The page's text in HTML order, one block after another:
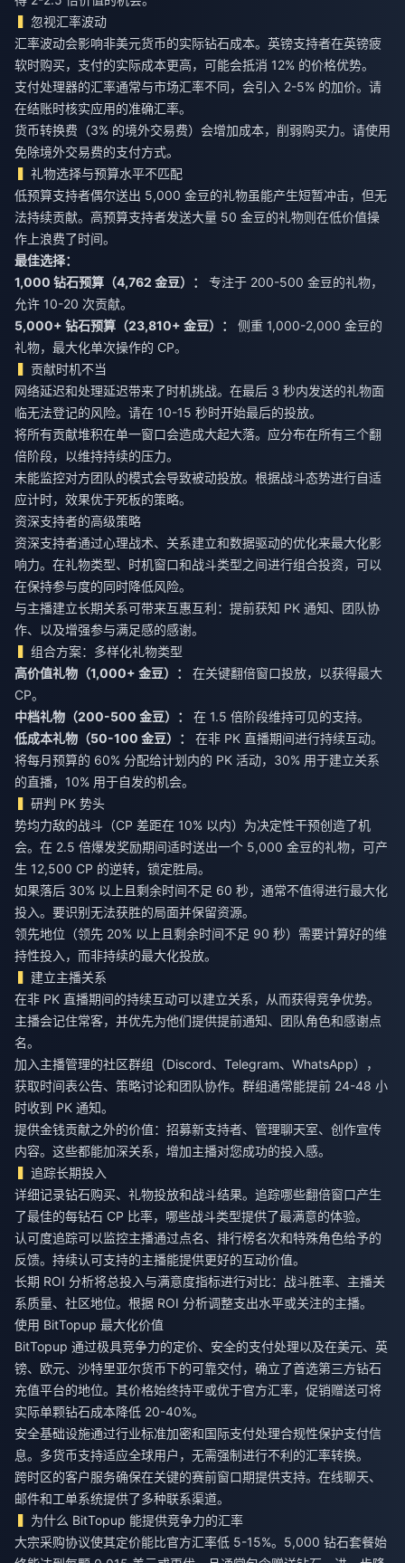
忽视汇率波动
汇率波动会影响非美元货币的实际钻石成本。英镑支持者在英镑疲
软时购买，支付的实际成本更高，可能会抵消 12% 的价格优势。
支付处理器的汇率通常与市场汇率不同，会引入 2-5% 的加价。请
在结账时核实应用的准确汇率。
货币转换费（3% 的境外交易费）会增加成本，削弱购买力。请使用
免除境外交易费的支付方式。
礼物选择与预算水平不匹配
低预算支持者偶尔送出 5,000 金豆的礼物虽能产生短暂冲击，但无
法持续贡献。高预算支持者发送大量 50 金豆的礼物则在低价值操
作上浪费了时间。
最佳选择：
1,000 钻石预算（4,762 金豆）：
专注于 200-500 金豆的礼物，
允许 10-20 次贡献。
5,000+ 钻石预算（23,810+ 金豆）：
侧重 1,000-2,000 金豆的
礼物，最大化单次操作的 CP。
贡献时机不当
网络延迟和处理延迟带来了时机挑战。在最后 3 秒内发送的礼物面
临无法登记的风险。请在 10-15 秒时开始最后的投放。
将所有贡献堆积在单一窗口会造成大起大落。应分布在所有三个翻
倍阶段，以维持持续的压力。
未能监控对方团队的模式会导致被动投放。根据战斗态势进行自适
应计时，效果优于死板的策略。
资深支持者的高级策略
资深支持者通过心理战术、关系建立和数据驱动的优化来最大化影
响力。在礼物类型、时机窗口和战斗类型之间进行组合投资，可以
在保持参与度的同时降低风险。
与主播建立长期关系可带来互惠互利：提前获知 PK 通知、团队协
作、以及增强参与满足感的感谢。
组合方案：多样化礼物类型
高价值礼物（1,000+ 金豆）：
在关键翻倍窗口投放，以获得最大
中档礼物（200-500 金豆）：
低成本礼物（50-100 金豆）：
在非 PK 直播期间进行持续互动。
将每月预算的 60% 分配给计划内的 PK 活动，30% 用于建立关系
的直播，10% 用于自发的机会。
研判 PK 势头
势均力敌的战斗（CP 差距在 10% 以内）为决定性干预创造了机
会。在 2.5 倍爆发奖励期间适时送出一个 5,000 金豆的礼物，可产
生 12,500 CP 的逆转，锁定胜局。
如果落后 30% 以上且剩余时间不足 60 秒，通常不值得进行最大化
投入。要识别无法获胜的局面并保留资源。
领先地位（领先 20% 以上且剩余时间不足 90 秒）需要计算好的维
持性投入，而非持续的最大化投放。
建立主播关系
在非 PK 直播期间的持续互动可以建立关系，从而获得竞争优势。
主播会记住常客，并优先为他们提供提前通知、团队角色和感谢点
名。
加入主播管理的社区群组（Discord、Telegram、WhatsApp），
获取时间表公告、策略讨论和团队协作。群组通常能提前 24-48 小
时收到 PK 通知。
提供金钱贡献之外的价值：招募新支持者、管理聊天室、创作宣传
内容。这些都能加深关系，增加主播对您成功的投入感。
追踪长期投入
详细记录钻石购买、礼物投放和战斗结果。追踪哪些翻倍窗口产生
了最佳的每钻石 CP 比率，哪些战斗类型提供了最满意的体验。
认可度追踪可以监控主播通过点名、排行榜名次和特殊角色给予的
反馈。持续认可支持的主播能提供更好的互动价值。
长期 ROI 分析将总投入与满意度指标进行对比：战斗胜率、主播关
系质量、社区地位。根据 ROI 分析调整支出水平或关注的主播。
使用 BitTopup 最大化价值
BitTopup 通过极具竞争力的定价、安全的支付处理以及在美元、英
镑、欧元、沙特里亚尔货币下的可靠交付，确立了首选第三方钻石
充值平台的地位。其价格始终持平或优于官方汇率，促销赠送可将
实际单颗钻石成本降低 20-40%。
安全基础设施通过行业标准加密和国际支付处理合规性保护支付信
息。多货币支持适应全球用户，无需强制进行不利的汇率转换。
跨时区的客户服务确保在关键的赛前窗口期提供支持。在线聊天、
邮件和工单系统提供了多种联系渠道。
为什么 BitTopup 能提供竞争力的汇率
大宗采购协议使其定价能比官方汇率低 5-15%。5,000 钻石套餐始